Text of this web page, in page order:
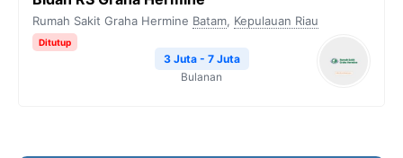
Rumah Sakit Graha Hermine Batam, Kepulauan Riau
Ditutup
3 Juta - 7 Juta
Bulanan